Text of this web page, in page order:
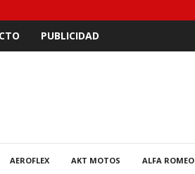
PUBLICIDAD
AEROFLEX AKT MOTOS ALFA ROMEO